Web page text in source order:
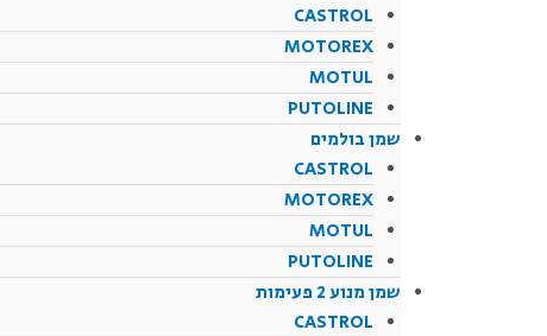
CASTROL
MOTOREX
MOTUL
PUTOLINE
שמן בולמים
CASTROL
MOTOREX
MOTUL
PUTOLINE
שמן מנוע 2 פעימות
CASTROL